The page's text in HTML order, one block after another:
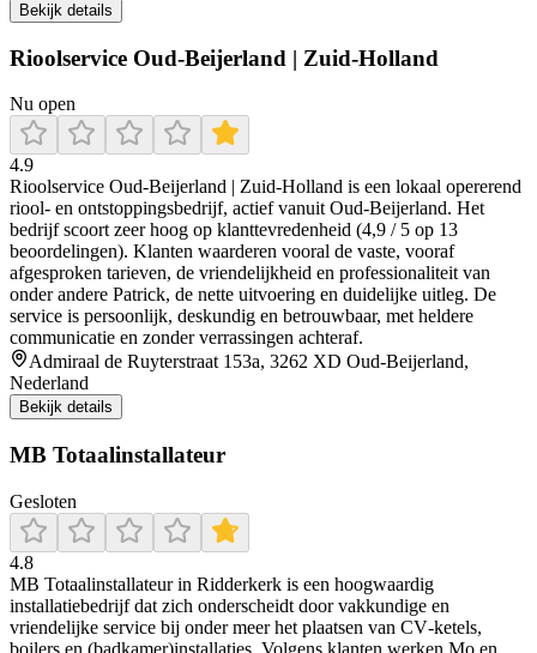
Bekijk details
Rioolservice Oud-Beijerland | Zuid-Holland
Nu open
4.9
Rioolservice Oud‑Beijerland | Zuid‑Holland is een lokaal opererend
riool- en ontstoppingsbedrijf, actief vanuit Oud-Beijerland. Het
bedrijf scoort zeer hoog op klanttevredenheid (4,9 / 5 op 13
beoordelingen). Klanten waarderen vooral de vaste, vooraf
afgesproken tarieven, de vriendelijkheid en professionaliteit van
onder andere Patrick, de nette uitvoering en duidelijke uitleg. De
service is persoonlijk, deskundig en betrouwbaar, met heldere
communicatie en zonder verrassingen achteraf.
Admiraal de Ruyterstraat 153a, 3262 XD Oud-Beijerland,
Nederland
Bekijk details
MB Totaalinstallateur
Gesloten
4.8
MB Totaalinstallateur in Ridderkerk is een hoogwaardig
installatiebedrijf dat zich onderscheidt door vakkundige en
vriendelijke service bij onder meer het plaatsen van CV‑ketels,
boilers en (badkamer)installaties. Volgens klanten werken Mo en